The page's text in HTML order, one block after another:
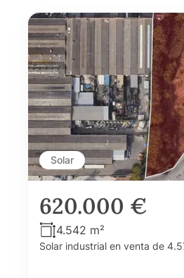
Solar
620.000 €
4.542 m²
Solar industrial en venta de